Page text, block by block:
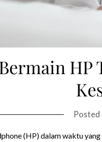
HP
(HP) dalam waktu